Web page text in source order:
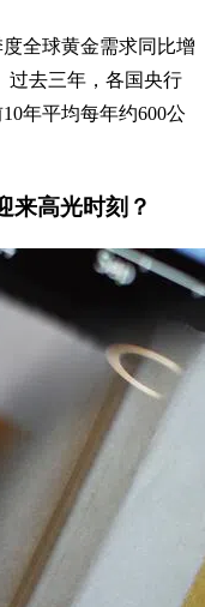
全球黄金需求同比增
过去三年，各国央行
年平均每年约600公
来高光时刻？